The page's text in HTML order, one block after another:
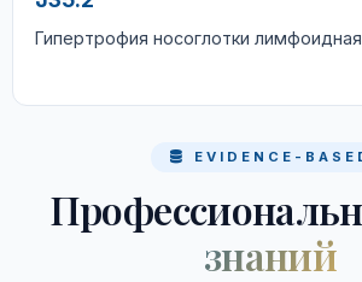
Гипертрофия носоглотки
EVIDENCE-
знаний